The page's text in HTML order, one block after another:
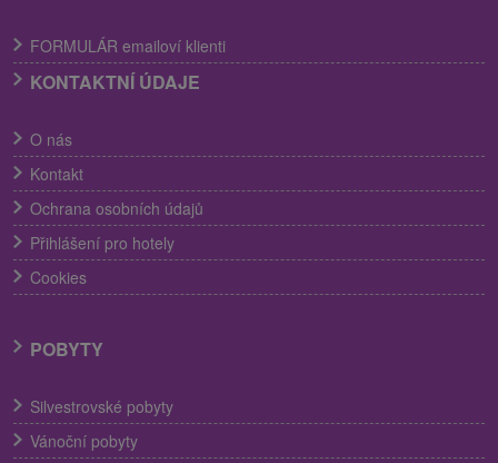
FORMULÁR emailoví klienti
KONTAKTNÍ ÚDAJE
O nás
Kontakt
Ochrana osobních údajů
Přihlášení pro hotely
Cookies
POBYTY
Silvestrovské pobyty
Vánoční pobyty